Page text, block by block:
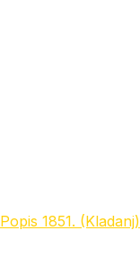
Popis 1851. (Kladanj)